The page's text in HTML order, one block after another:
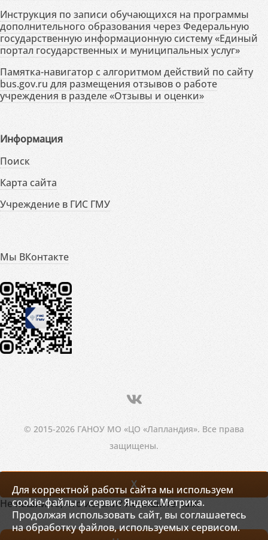
Инструкция по записи обучающихся на программы
дополнительного образования через Федеральную
государственную информационную систему «Единый
портал государственных и муниципальных услуг»
Памятка-навигатор с алгоритмом действий по сайту
bus.gov.ru для размещения отзывов о работе
учреждения в разделе «Отзывы и оценки»
Информация
Поиск
Карта сайта
Учреждение в ГИС ГМУ
Мы ВКонтакте
© 2015-2026 ГАНОУ МО «ЦО «Лапландия». Все права
защищены.
Для корректной работы сайта мы используем
cookie-файлы и сервис Яндекс.Метрика.
Продолжая использовать сайт, вы соглашаетесь
на обработку файлов, используемых сервисом.
X
Не нашли то, что искали? Напишите нам!